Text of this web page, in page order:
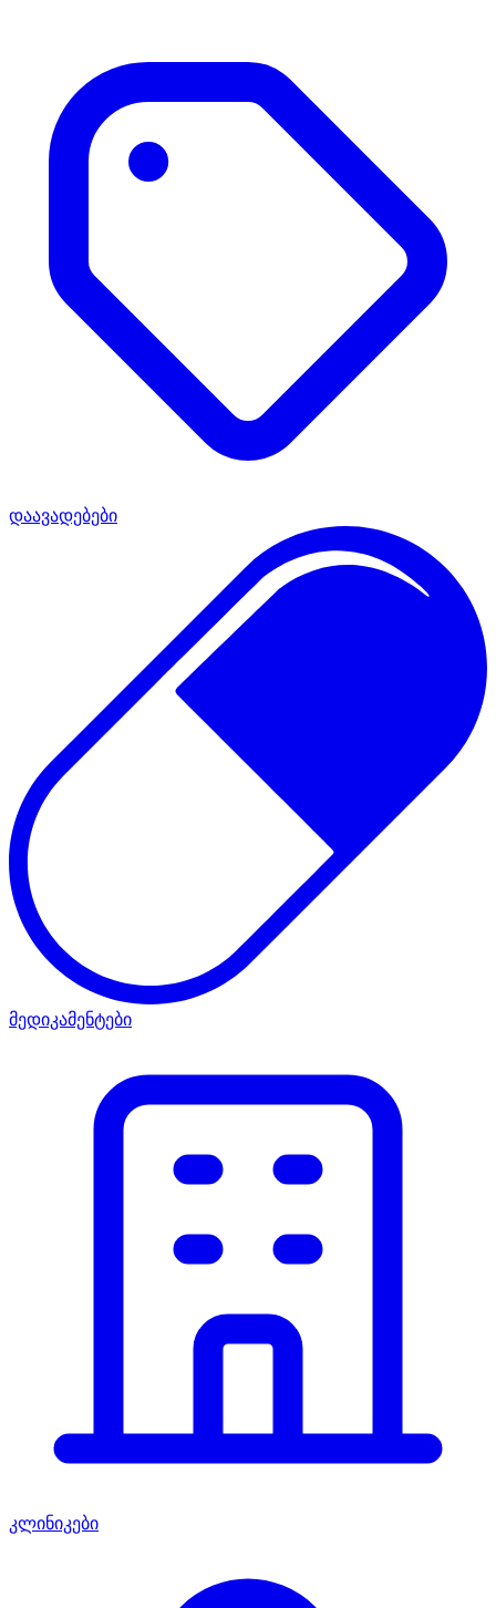
დაავადებები
მედიკამენტები
კლინიკები